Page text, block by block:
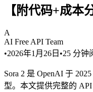
【附代码+成本
A
AI Free API Team
•2026年1月26日 •25 分钟
Sora 2 是 OpenAI 于
型。本文提供完整的